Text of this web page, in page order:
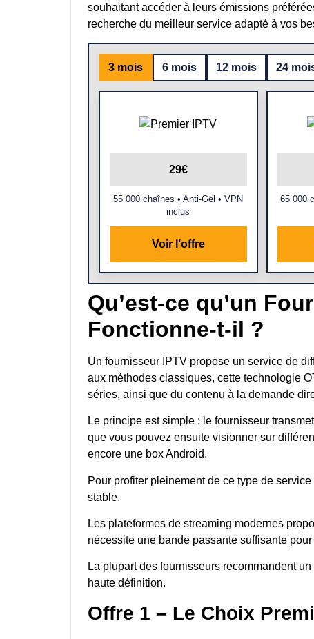
souhaitant accéder à leurs émissions
recherche du meilleur service adapté à vos
3 mois 6 mois 12 mois 24
29€
55 000 chaînes • Anti-Gel • VPN
inclus
Voir l’offre
65 000
Qu’est-ce qu’un
Fonctionne-t-il ?
Un fournisseur IPTV propose un service de
aux méthodes classiques, cette technologie
séries, ainsi que du contenu à la demande
Le principe est simple : le fournisseur
que vous pouvez ensuite visionner sur
encore une box Android.
Pour profiter pleinement de ce type de
stable.
Les plateformes de streaming modernes
nécessite une bande passante suffisante
La plupart des fournisseurs recommandent
haute définition.
Offre 1 – Le Choix